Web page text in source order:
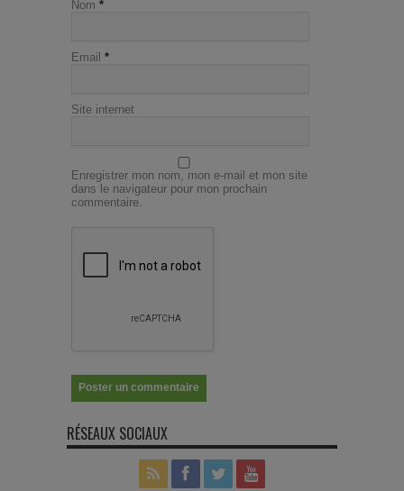
Nom *
Email *
Site internet
Enregistrer mon nom, mon e-mail et mon site
dans le navigateur pour mon prochain
commentaire.
RÉSEAUX SOCIAUX